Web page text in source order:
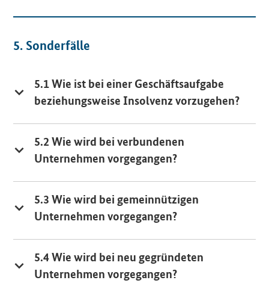
5. Sonderfälle
5.1 Wie ist bei einer Geschäftsaufgabe
beziehungsweise Insolvenz vorzugehen?
5.2 Wie wird bei verbundenen
Unternehmen vorgegangen?
5.3 Wie wird bei gemeinnützigen
Unternehmen vorgegangen?
5.4 Wie wird bei neu gegründeten
Unternehmen vorgegangen?